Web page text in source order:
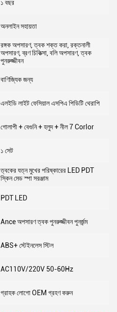
১ বছর
অনলাইন সহায়তা
রঙ্গক অপসারণ, ত্বক শক্ত করা, রক্তনালী
অপসারণ, ব্রণ চিকিত্সা, বলি অপসারণ, ত্বক
পুনরুজ্জীবন
বাণিজ্যিক জন্য
এলইডি লাইট ফেসিয়াল এসপিএ পিডিটি থেরাপি
গোলাপী + বেগুনি + হলুদ + নীল 7 Corlor
১ সেট
ত্বকের যত্ন মুখের পরিষ্কারের LED PDT
স্কিন মেড স্পা সরঞ্জাম
PDT LED
Ance অপসারণ ত্বক পুনরুজ্জীবন পুনর্জন্ম
ABS+ স্টেইনলেস স্টিল
AC110V/220V 50-60Hz
গ্রাহক লোগো OEM গ্রহণ করুন